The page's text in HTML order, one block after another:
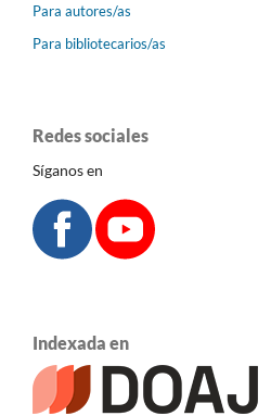
Para autores/as
Para bibliotecarios/as
Redes sociales
Síganos en
Indexada en